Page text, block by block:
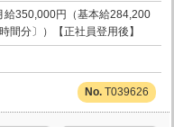
給350,000円（基本給284,200
間分〕）【正社員登用後】
T039626